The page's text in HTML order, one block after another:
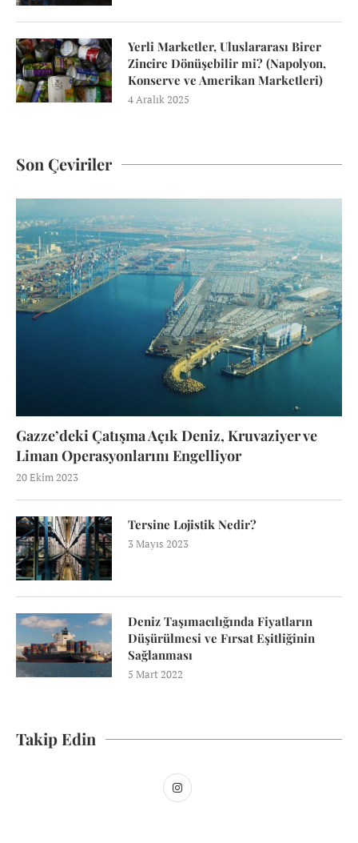
Yerli Marketler, Uluslararası Birer
Zincire Dönüşebilir mi? (Napolyon,
Konserve ve Amerikan Marketleri)
4 Aralık 2025
Son Çeviriler
Gazze’deki Çatışma Açık Deniz, Kruvaziyer ve
Liman Operasyonlarını Engelliyor
20 Ekim 2023
Tersine Lojistik Nedir?
3 Mayıs 2023
Deniz Taşımacılığında Fiyatların
Düşürülmesi ve Fırsat Eşitliğinin
Sağlanması
5 Mart 2022
Takip Edin